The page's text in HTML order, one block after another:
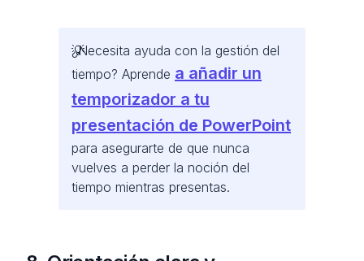
¿Necesita ayuda con la gestión del
tiempo? Aprende a añadir un
temporizador a tu
presentación de PowerPoint
para asegurarte de que nunca
vuelves a perder la noción del
tiempo mientras presentas.